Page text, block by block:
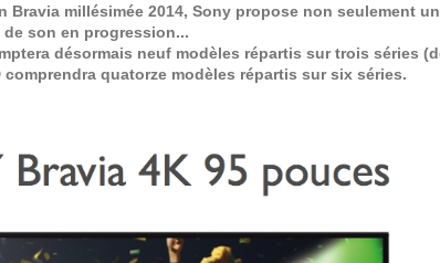
millésimée 2014, Sony propose non seulement un
son en progression...
désormais neuf modèles répartis sur trois séries
quatorze modèles répartis sur six séries.